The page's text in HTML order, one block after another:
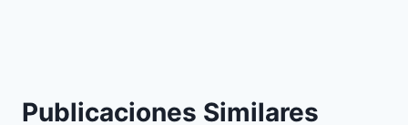
Publicaciones Similares